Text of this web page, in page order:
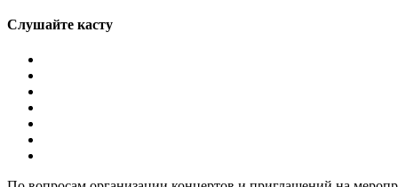
Слушайте касту